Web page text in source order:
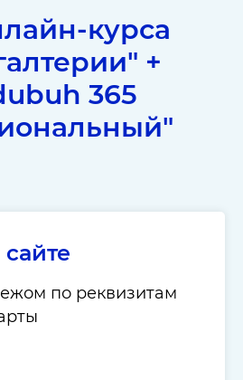
курса
+
365
по реквизитам